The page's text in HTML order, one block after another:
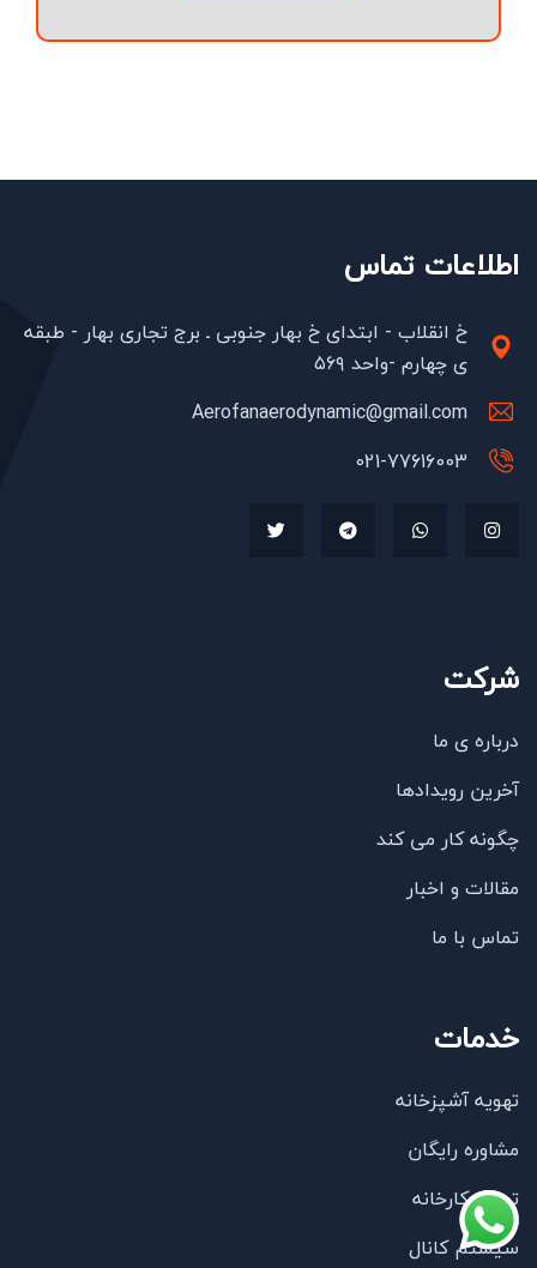
اطلاعات تماس
خ انقلاب - ابتدای خ بهار جنوبی ـ برج تجاری بهار - طبقه
ی چهارم -واحد ۵۶۹
Aerofanaerodynamic@gmail.com
021-77616003
شرکت
درباره ی ما
آخرین رویدادها
چگونه کار می کند
مقالات و اخبار
تماس با ما
خدمات
تهویه آشپزخانه
مشاوره رایگان
تهویه کارخانه
سیستم کانال